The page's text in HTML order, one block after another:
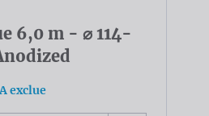
6,0 m - ⌀ 114-
exclue